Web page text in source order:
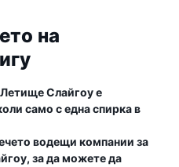
на
Летище Слайгоуе
само с една спирка в
водещи компании за
, за да можете да